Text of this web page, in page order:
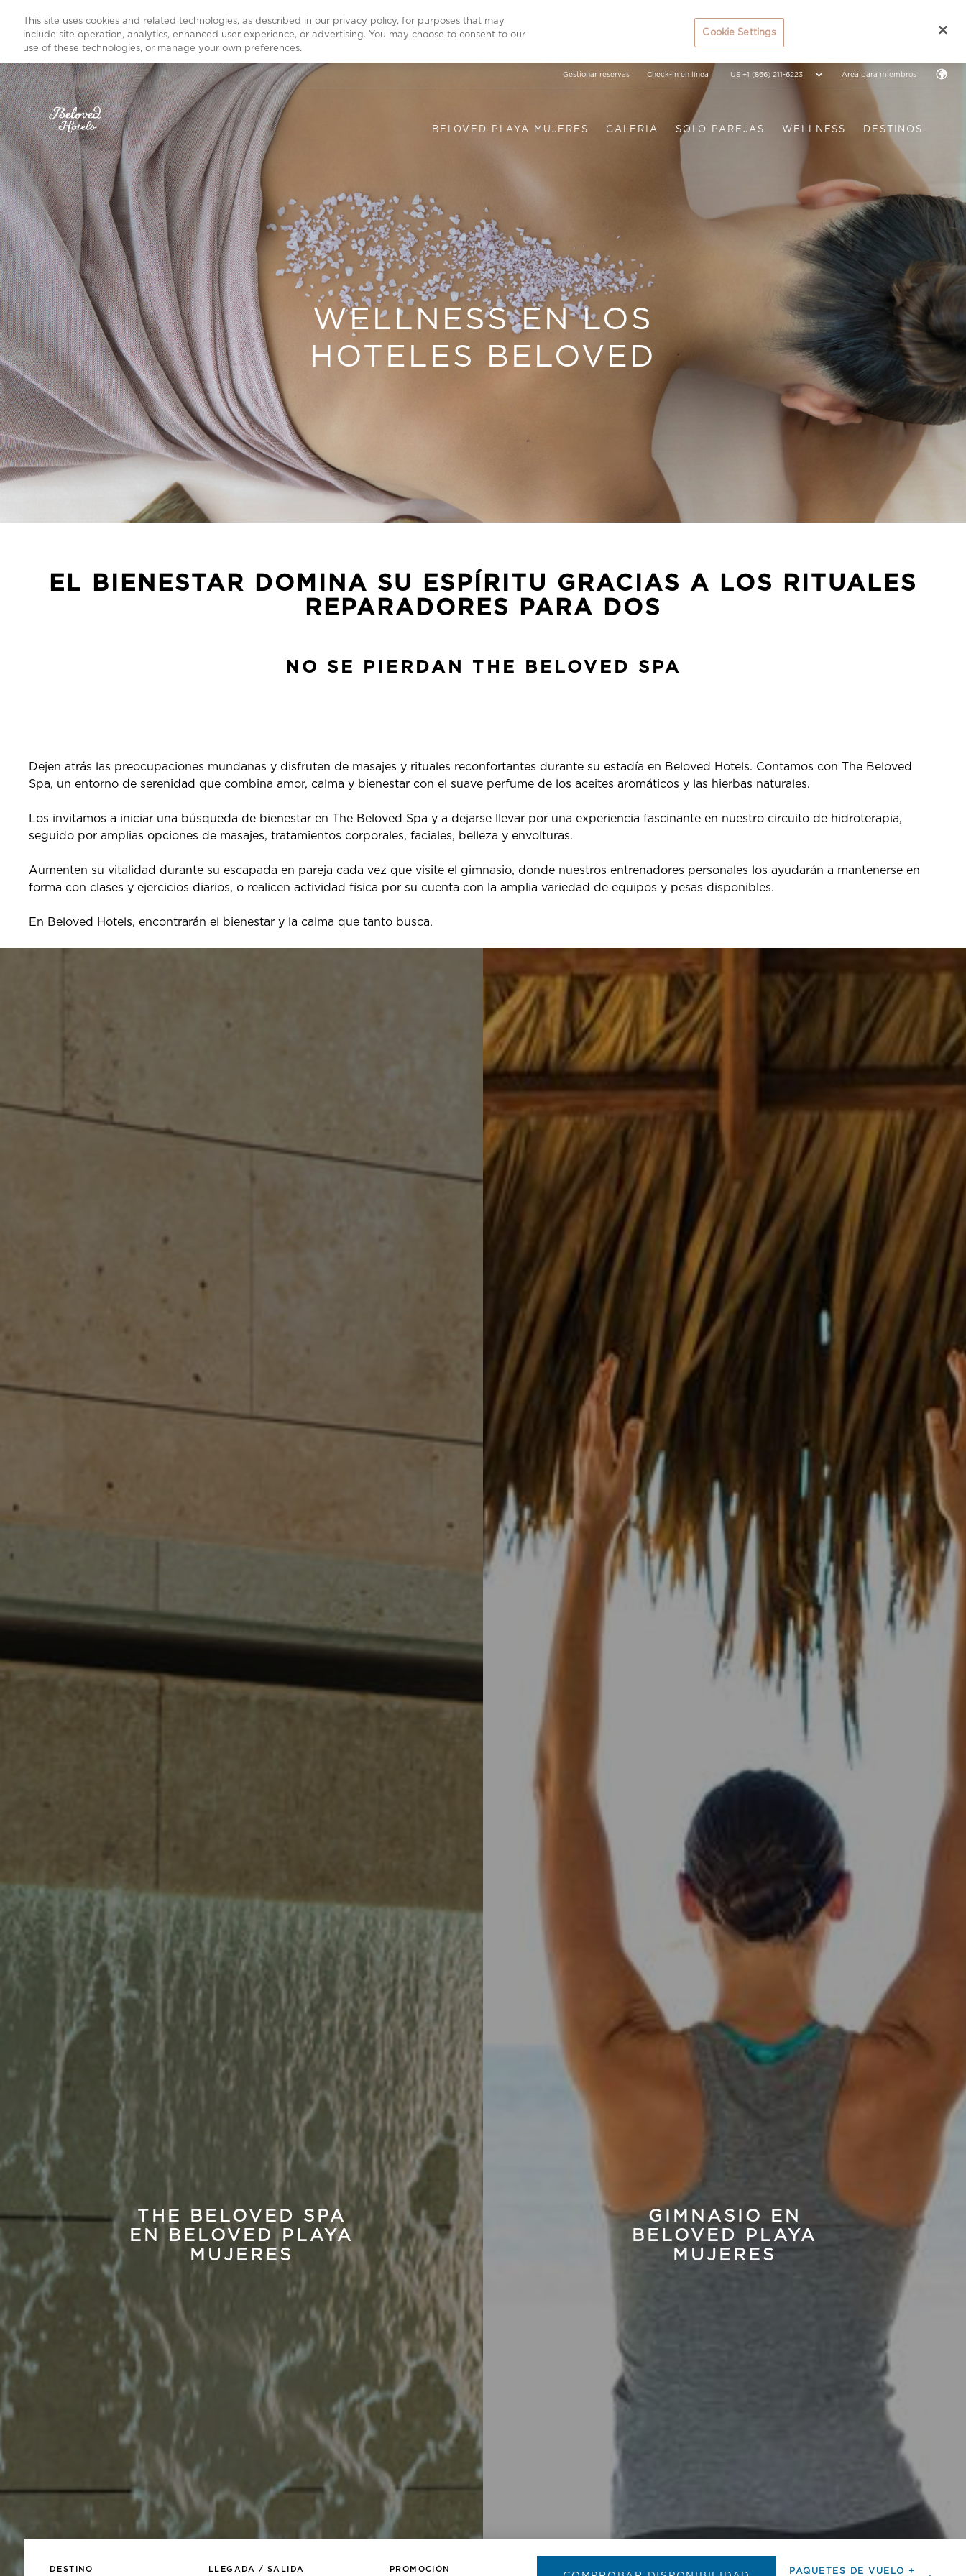
Gestionar reservas Check-in en línea US +1 (866) 211-6223 Área para miembros
BELOVED PLAYA MUJERES GALERIA SOLO PAREJAS WELLNESS DESTINOS
WELLNESS EN LOS
HOTELES BELOVED
EL BIENESTAR DOMINA SU ESPÍRITU GRACIAS A LOS RITUALES
REPARADORES PARA DOS
NO SE PIERDAN THE BELOVED SPA
Dejen atrás las preocupaciones mundanas y disfruten de masajes y rituales reconfortantes durante su estadía en Beloved Hotels. Contamos con The Beloved
Spa, un entorno de serenidad que combina amor, calma y bienestar con el suave perfume de los aceites aromáticos y las hierbas naturales.
Los invitamos a iniciar una búsqueda de bienestar en The Beloved Spa y a dejarse llevar por una experiencia fascinante en nuestro circuito de hidroterapia,
seguido por amplias opciones de masajes, tratamientos corporales, faciales, belleza y envolturas.
Aumenten su vitalidad durante su escapada en pareja cada vez que visite el gimnasio, donde nuestros entrenadores personales los ayudarán a mantenerse en
forma con clases y ejercicios diarios, o realicen actividad física por su cuenta con la amplia variedad de equipos y pesas disponibles.
En Beloved Hotels, encontrarán el bienestar y la calma que tanto busca.
THE BELOVED SPA
EN BELOVED PLAYA
MUJERES
GIMNASIO EN
BELOVED PLAYA
MUJERES
DESTINO LLEGADA / SALIDA PROMOCIÓN PAQUETES DE VUELO +
This site uses cookies and related technologies, as described in our privacy policy, for purposes that may
include site operation, analytics, enhanced user experience, or advertising. You may choose to consent to our
use of these technologies, or manage your own preferences.
Cookie Settings